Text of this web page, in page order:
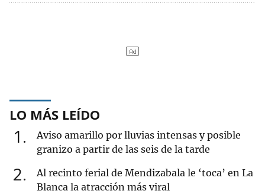
LO MÁS LEÍDO
1
Aviso amarillo por lluvias intensas y posible
granizo a partir de las seis de la tarde
2
Al recinto ferial de Mendizabala le ‘toca’ en La
Blanca la atracción más viral